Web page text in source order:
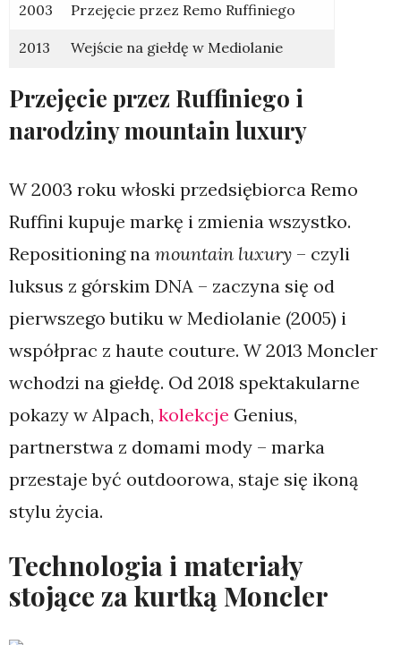
2003 Przejęcie przez Remo Ruffiniego
2013 Wejście na giełdę w Mediolanie
Przejęcie przez Ruffiniego i
narodziny mountain luxury
W 2003 roku włoski przedsiębiorca Remo
Ruffini kupuje markę i zmienia wszystko.
Repositioning na mountain luxury – czyli
luksus z górskim DNA – zaczyna się od
pierwszego butiku w Mediolanie (2005) i
współprac z haute couture. W 2013 Moncler
wchodzi na giełdę. Od 2018 spektakularne
pokazy w Alpach, kolekcje Genius,
partnerstwa z domami mody – marka
przestaje być outdoorowa, staje się ikoną
stylu życia.
Technologia i materiały
stojące za kurtką Moncler